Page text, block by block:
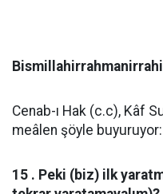
Cenab-ı Hak (c.c), Kâf
meâlen şöyle buyuruyor:
15 . Peki (biz) ilk